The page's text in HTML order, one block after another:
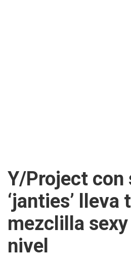
Y/Project con
‘janties’ lleva
mezclilla
nivel